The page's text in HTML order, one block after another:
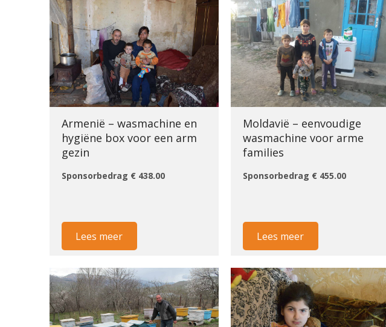
Armenië – wasmachine en
hygiëne box voor een arm
gezin
Sponsorbedrag € 438.00
Lees meer
Moldavië – eenvoudige
wasmachine voor arme
families
Sponsorbedrag € 455.00
Lees meer